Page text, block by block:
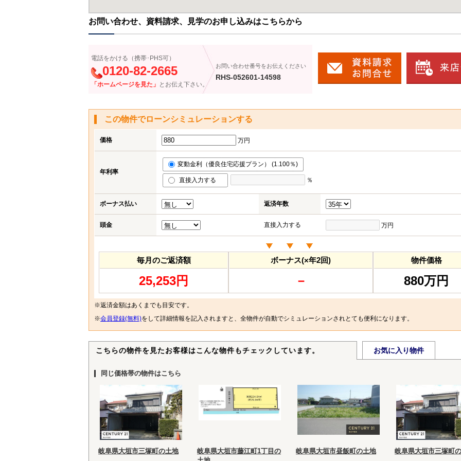
お問い合わせ、資料請求、見学のお申し込みはこちらから
電話をかける（携帯･PHS可）
0120-82-2665
「ホームページを見た」 とお伝え下さい。
お問い合わせ番号をお伝えください
RHS-052601-14598
この物件でローンシミュレーションする
価格 万円
年利率
変動金利（優良住宅応援プラン） (1.100％)
直接入力する ％
ボーナス払い 返済年数
頭金 直接入力する 万円
毎月のご返済額
25,253円
ボーナス(×年2回)
－
物件価格
880万円
※返済金額はあくまでも目安です。
※会員登録(無料)をして詳細情報を記入されますと、全物件が自動でシミュレーションされとても便利になります。
こちらの物件を見たお客様はこんな物件もチェックしています。 お気に入り物件
同じ価格帯の物件はこちら
岐阜県大垣市三塚町の土地
岐阜県大垣市藤江町1丁目の
岐阜県大垣市昼飯町の土地 岐阜県大垣市三塚町